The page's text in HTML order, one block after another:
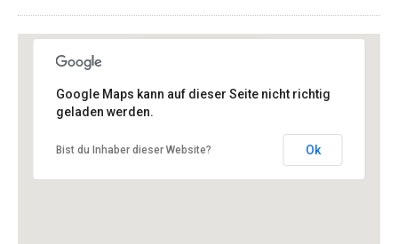
Brodbeck GmbH
70186 Stuttgart-Ost
Google Maps kann auf dieser Seite nicht richtig
geladen werden.
Bist du Inhaber dieser Website? Ok